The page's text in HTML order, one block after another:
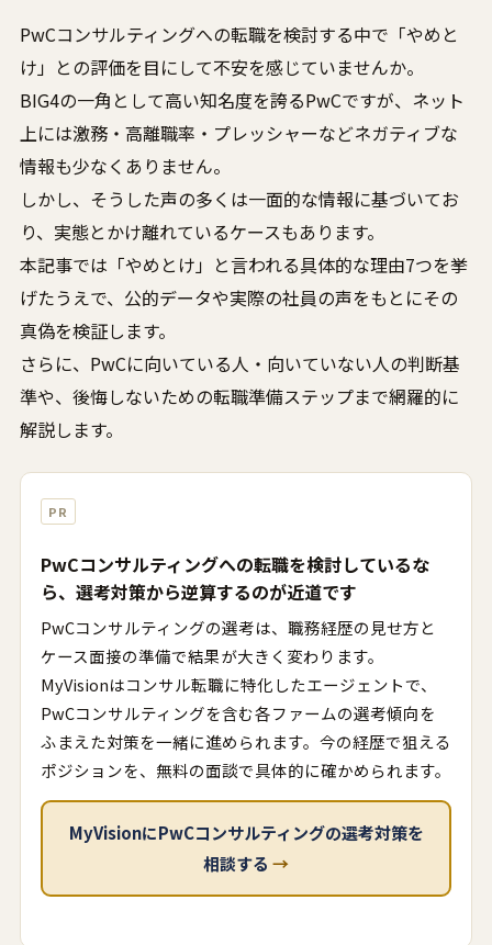
PwCコンサルティングへの転職を検討する中で「やめと
け」との評価を目にして不安を感じていませんか。
BIG4の一角として高い知名度を誇るPwCですが、ネット
上には激務・高離職率・プレッシャーなどネガティブな
情報も少なくありません。
しかし、そうした声の多くは一面的な情報に基づいてお
り、実態とかけ離れているケースもあります。
本記事では「やめとけ」と言われる具体的な理由7つを挙
げたうえで、公的データや実際の社員の声をもとにその
真偽を検証します。
さらに、PwCに向いている人・向いていない人の判断基
準や、後悔しないための転職準備ステップまで網羅的に
解説します。
PR
PwCコンサルティングへの転職を検討しているな
ら、選考対策から逆算するのが近道です
PwCコンサルティングの選考は、職務経歴の見せ方と
ケース面接の準備で結果が大きく変わります。
MyVisionはコンサル転職に特化したエージェントで、
PwCコンサルティングを含む各ファームの選考傾向を
ふまえた対策を一緒に進められます。今の経歴で狙える
ポジションを、無料の面談で具体的に確かめられます。
MyVisionにPwCコンサルティングの選考対策を
相談する →